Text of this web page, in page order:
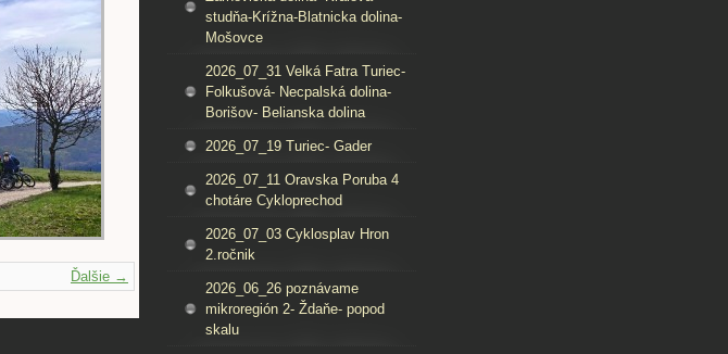
Ďalšie →
studňa-Krížna-Blatnicka dolina-
Mošovce
2026_07_31 Velká Fatra Turiec-
Folkušová- Necpalská dolina-
Borišov- Belianska dolina
2026_07_19 Turiec- Gader
2026_07_11 Oravska Poruba 4
chotáre Cykloprechod
2026_07_03 Cyklosplav Hron
2.ročnik
2026_06_26 poznávame
mikroregión 2- Ždaňe- popod
skalu